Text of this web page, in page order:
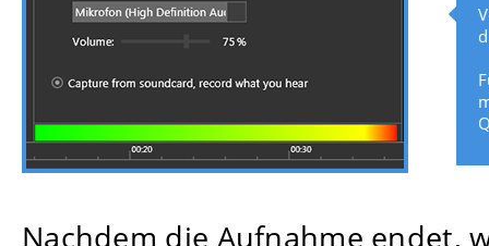
Nachdem die Aufnahme endet,